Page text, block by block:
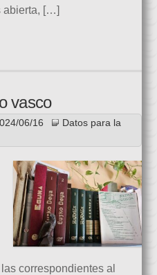
abierta, […]
vasco
06/16
Datos para la
correspondientes al